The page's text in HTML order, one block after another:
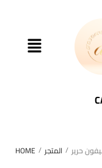
HOME / المتجر / حرير